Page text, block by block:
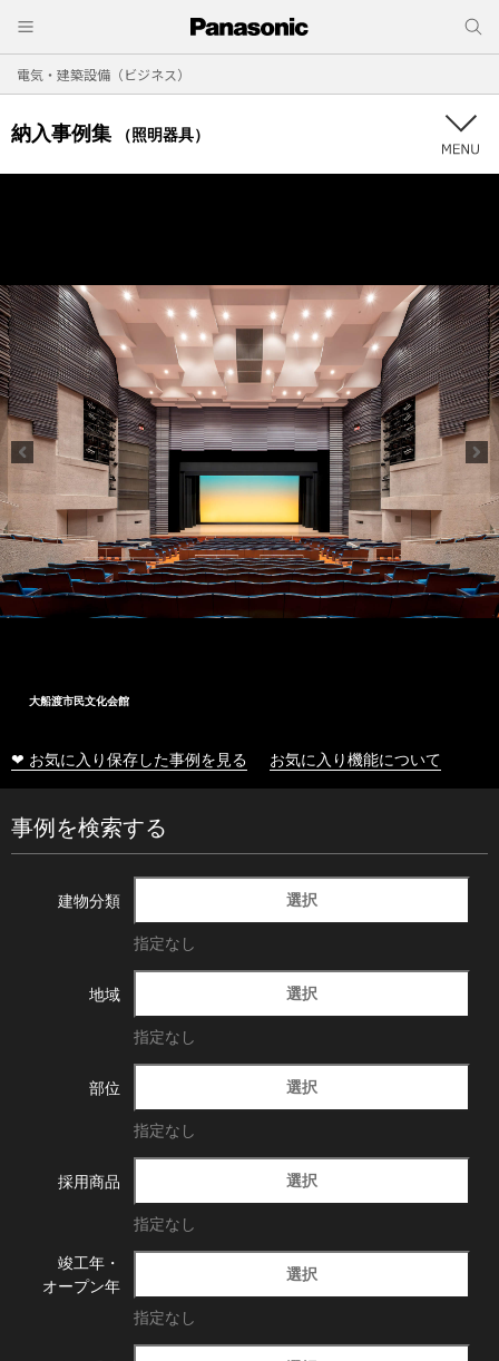
電気・建築設備（ビジネス）
納入事例集 （照明器具）
大船渡市民文化会館
❤ お気に入り保存した事例を見る お気に入り機能について
事例を検索する
建物分類 選択
指定なし
地域 選択
指定なし
部位 選択
指定なし
採用商品 選択
指定なし
竣工年・
オープン年
選択
指定なし